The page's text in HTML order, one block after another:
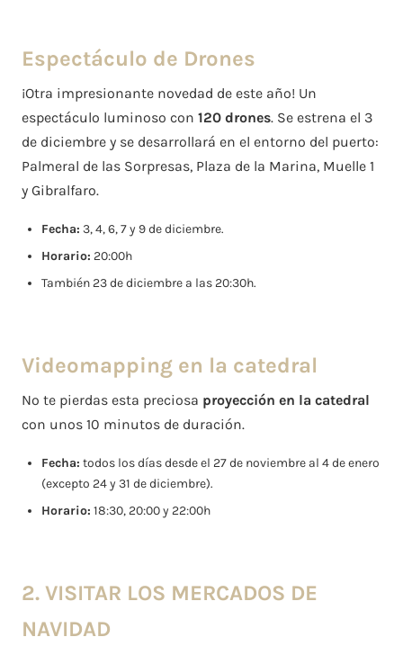
Espectáculo de Drones
¡Otra impresionante novedad de este año! Un
espectáculo luminoso con 120 drones. Se estrena el 3
de diciembre y se desarrollará en el entorno del puerto:
Palmeral de las Sorpresas, Plaza de la Marina, Muelle 1
y Gibralfaro.
Fecha: 3, 4, 6, 7 y 9 de diciembre.
Horario: 20:00h
También 23 de diciembre a las 20:30h.
Videomapping en la catedral
No te pierdas esta preciosa proyección en la catedral
con unos 10 minutos de duración.
Fecha: todos los días desde el 27 de noviembre al 4 de enero
(excepto 24 y 31 de diciembre).
Horario: 18:30, 20:00 y 22:00h
2. VISITAR LOS MERCADOS DE
NAVIDAD